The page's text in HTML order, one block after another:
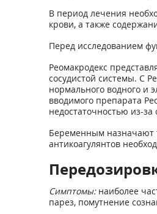
В период лечения
крови, а также
Перед исследованием
Реомакродекс
сосудистой системы. С
нормального водного и
вводимого препарата
недостаточностью из-
Беременным назначают
антикоагулянтов
Симптомы:наиболее
парез, помутнение